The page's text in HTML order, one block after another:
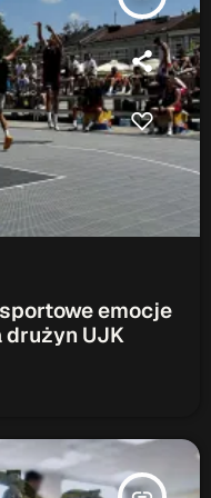
keyboard_arrow_down
emocje
drużyn UJK